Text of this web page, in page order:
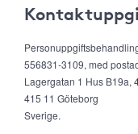
556831-3109, med
Lagergatan 1 Hus B19a,
415 11 Göteborg
Sverige.